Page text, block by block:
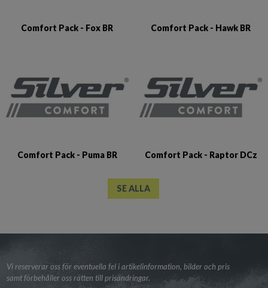
Comfort Pack - Fox BR Comfort Pack - Hawk BR
Comfort Pack - Puma BR Comfort Pack - Raptor DCz
SE ALLA
Vi reserverar oss för eventuella fel i artikelinformation, bilder och pris
samt förbehåller oss rätten till prisändringar.